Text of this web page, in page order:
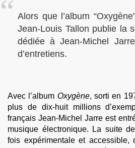
Alors que l’album
Jean-Louis Tallon publie la
dédiée à Jean-Michel
d’entretiens.
Avec l’album Oxygène, sorti en
plus de dix-huit millions
français Jean-Michel Jarre est
musique électronique. La suite
fois expérimentale et accessible,